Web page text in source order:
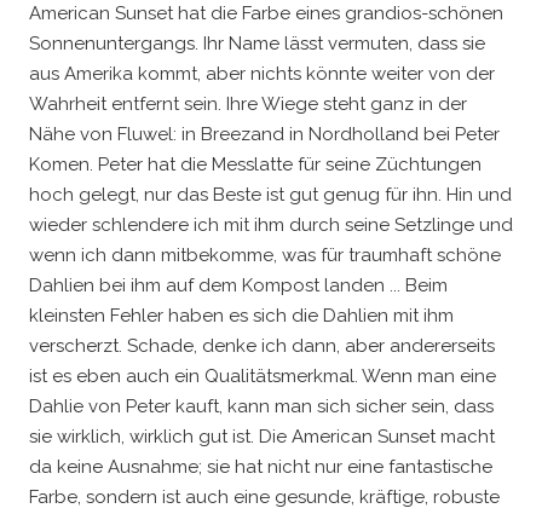
American Sunset hat die Farbe eines grandios-schönen
Sonnenuntergangs. Ihr Name lässt vermuten, dass sie
aus Amerika kommt, aber nichts könnte weiter von der
Wahrheit entfernt sein. Ihre Wiege steht ganz in der
Nähe von Fluwel: in Breezand in Nordholland bei Peter
Komen. Peter hat die Messlatte für seine Züchtungen
hoch gelegt, nur das Beste ist gut genug für ihn. Hin und
wieder schlendere ich mit ihm durch seine Setzlinge und
wenn ich dann mitbekomme, was für traumhaft schöne
Dahlien bei ihm auf dem Kompost landen ... Beim
kleinsten Fehler haben es sich die Dahlien mit ihm
verscherzt. Schade, denke ich dann, aber andererseits
ist es eben auch ein Qualitätsmerkmal. Wenn man eine
Dahlie von Peter kauft, kann man sich sicher sein, dass
sie wirklich, wirklich gut ist. Die American Sunset macht
da keine Ausnahme; sie hat nicht nur eine fantastische
Farbe, sondern ist auch eine gesunde, kräftige, robuste